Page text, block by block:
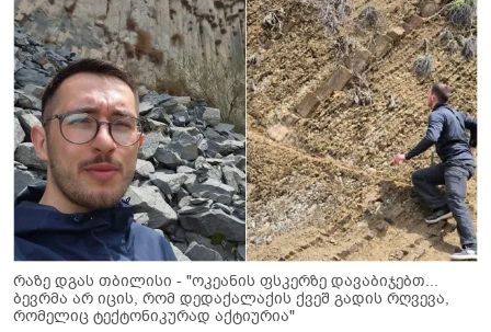
რაზე დგას თბილისი - "ოკეანის ფსკერზე დავაბიჯებთ...
ბევრმა არ იცის, რომ დედაქალაქის ქვეშ გადის რღვევა,
რომელიც ტექტონიკურად აქტიურია"